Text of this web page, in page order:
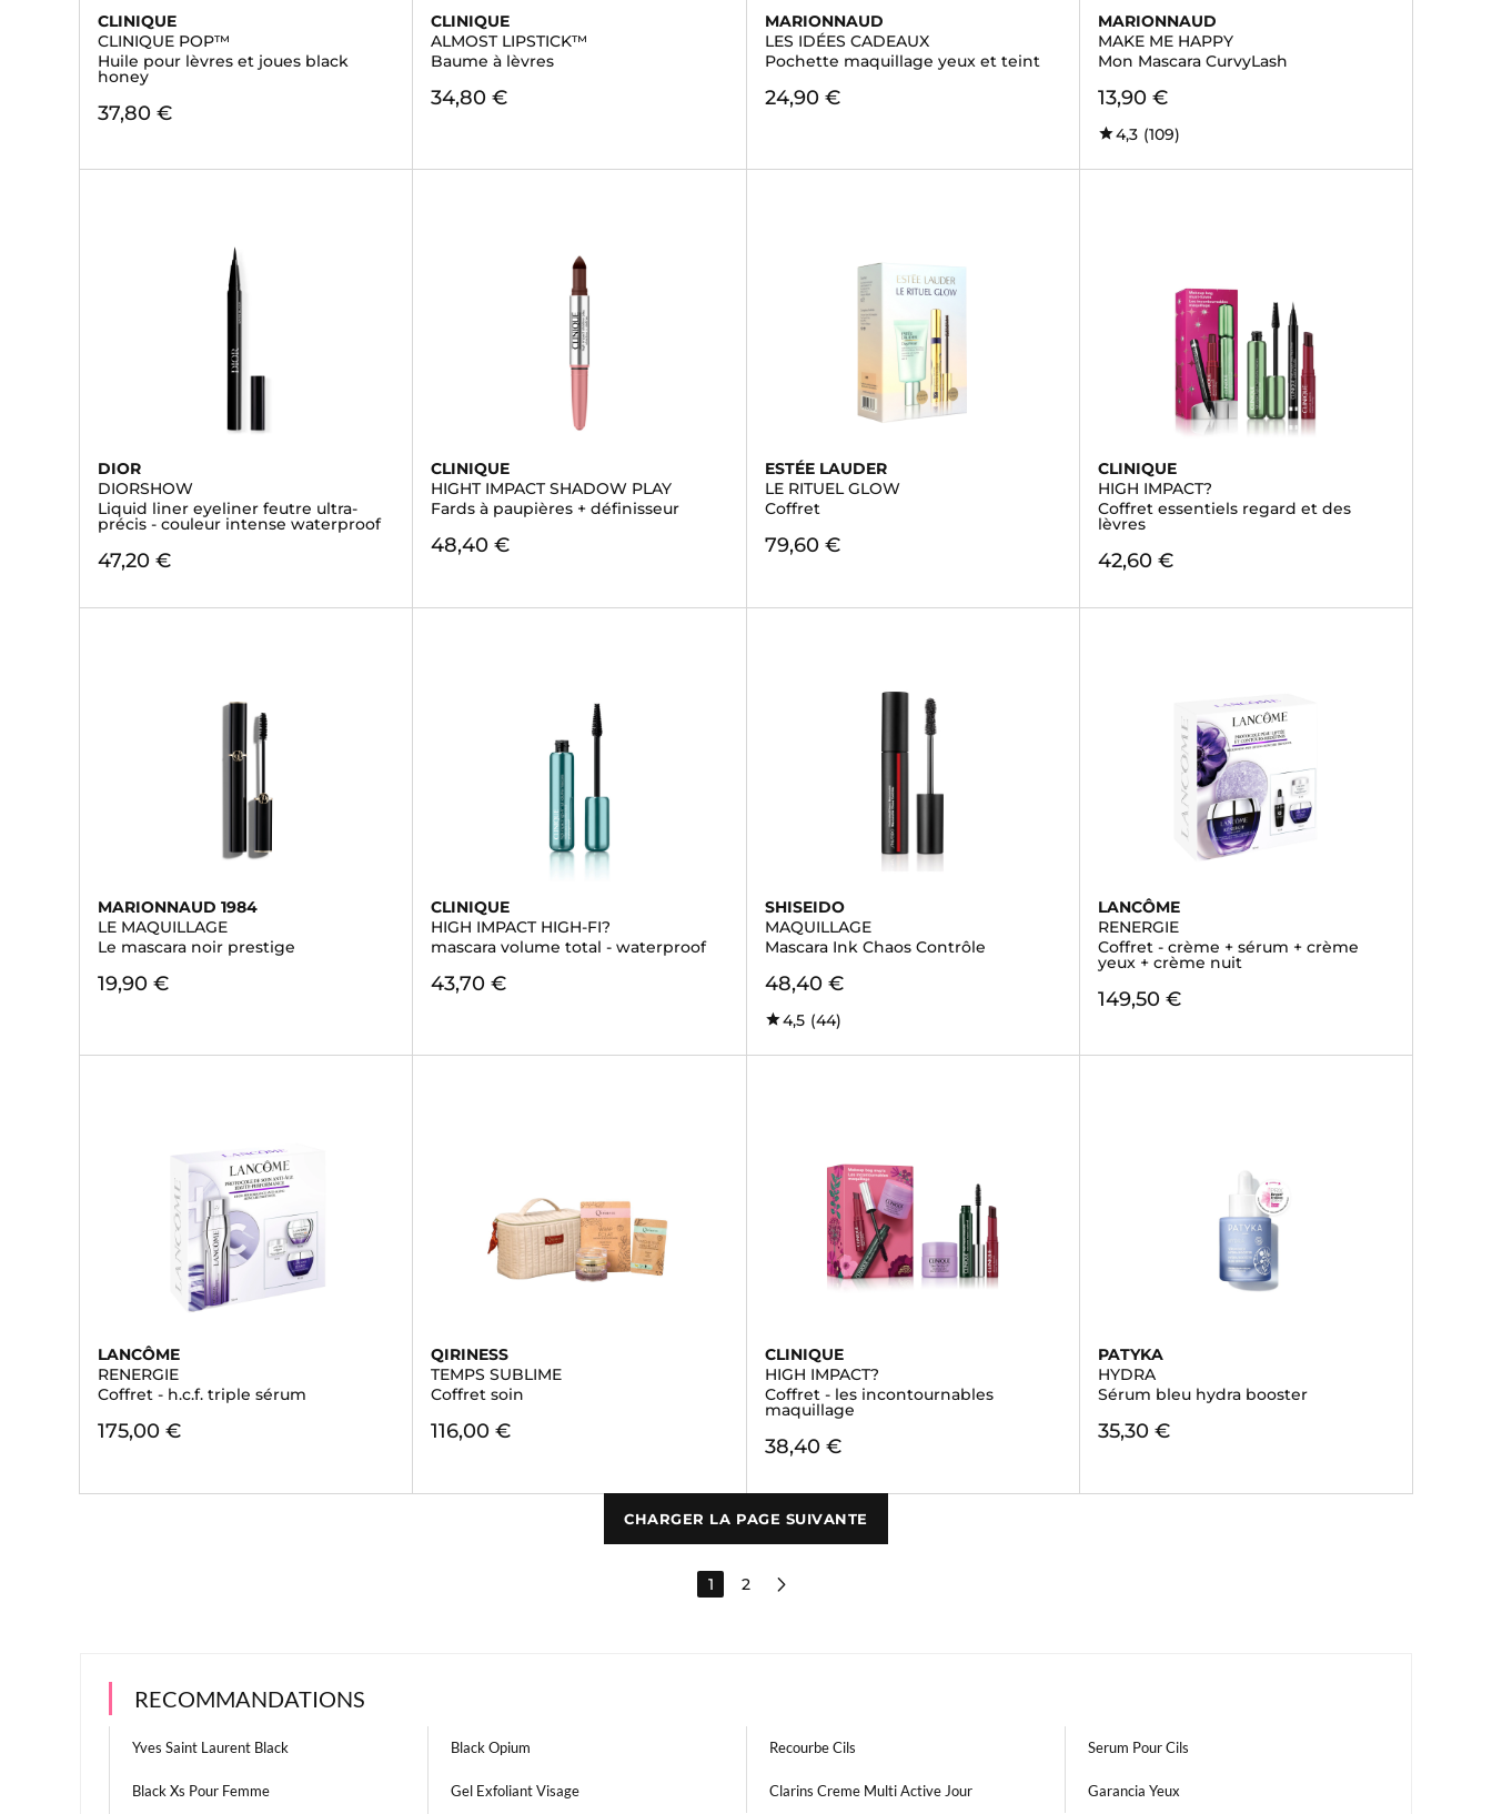
CLINIQUE
CLINIQUE POP™
Huile pour lèvres et joues black
honey
37,80 €
CLINIQUE
ALMOST LIPSTICK™
Baume à lèvres
34,80 €
MARIONNAUD
LES IDÉES CADEAUX
Pochette maquillage yeux et teint
24,90 €
MARIONNAUD
MAKE ME HAPPY
Mon Mascara CurvyLash
13,90 €
4,3 (109)
DIOR
DIORSHOW
Liquid liner eyeliner feutre ultra-
précis - couleur intense waterproof
47,20 €
CLINIQUE
HIGHT IMPACT SHADOW PLAY
Fards à paupières + définisseur
48,40 €
ESTÉE LAUDER
LE RITUEL GLOW
Coffret
79,60 €
CLINIQUE
HIGH IMPACT?
Coffret essentiels regard et des
lèvres
42,60 €
MARIONNAUD 1984
LE MAQUILLAGE
Le mascara noir prestige
19,90 €
CLINIQUE
HIGH IMPACT HIGH-FI?
mascara volume total - waterproof
43,70 €
SHISEIDO
MAQUILLAGE
Mascara Ink Chaos Contrôle
48,40 €
4,5 (44)
LANCÔME
RENERGIE
Coffret - crème + sérum + crème
yeux + crème nuit
149,50 €
LANCÔME
RENERGIE
Coffret - h.c.f. triple sérum
175,00 €
QIRINESS
TEMPS SUBLIME
Coffret soin
116,00 €
CLINIQUE
HIGH IMPACT?
Coffret - les incontournables
maquillage
38,40 €
PATYKA
HYDRA
Sérum bleu hydra booster
35,30 €
CHARGER LA PAGE SUIVANTE
1 2
RECOMMANDATIONS
Yves Saint Laurent Black Black Opium Recourbe Cils Serum Pour Cils
Black Xs Pour Femme Gel Exfoliant Visage Clarins Creme Multi Active Jour Garancia Yeux